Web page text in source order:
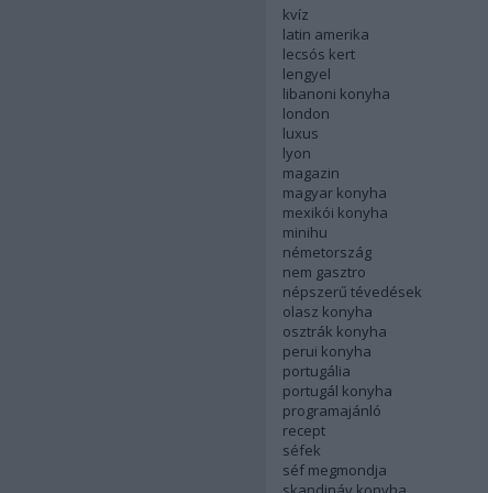
kvíz
latin amerika
lecsós kert
lengyel
libanoni konyha
london
luxus
lyon
magazin
magyar konyha
mexikói konyha
minihu
németország
nem gasztro
népszerű tévedések
olasz konyha
osztrák konyha
perui konyha
portugália
portugál konyha
programajánló
recept
séfek
séf megmondja